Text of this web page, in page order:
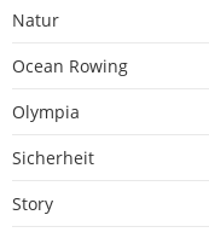
Natur
Ocean Rowing
Olympia
Sicherheit
Story